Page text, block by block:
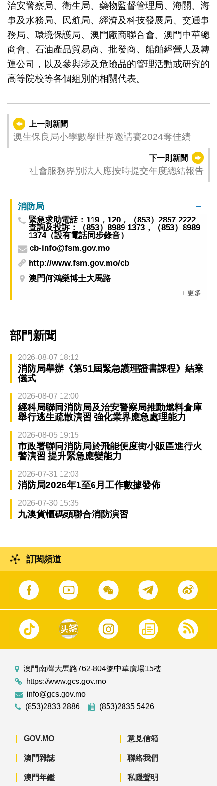
治安警察局、衛生局、藥物監督管理局、海關、海
事及水務局、民航局、經濟及科技發展局、交通事
務局、環境保護局、澳門廠商聯合會、澳門中華總
商會、石油產品貿易商、批發商、船舶經營人及轉
運公司，以及參與涉及危險品的管理活動或研究的
高等院校等各個組別的相關代表。
上一則新聞
澳生保良局小學數學世界邀請賽2024奪佳績
下一則新聞
社會服務界別法人應按時提交年度總結報告
消防局
緊急求助電話：119，120，（853）2857 2222
查詢及投訴：（853）8989 1373，（853）8989
1374（設有電話同步錄音）
cb-info@fsm.gov.mo
http://www.fsm.gov.mo/cb
澳門何鴻燊博士大馬路
+ 更多
部門新聞
2026-08-07 18:12
消防局舉辦《第51屆緊急護理證書課程》結業
儀式
2026-08-07 12:00
經科局聯同消防局及治安警察局推動燃料倉庫
舉行逃生疏散演習 強化業界應急處理能力
2026-08-05 19:15
市政署聯同消防局於飛能便度街小販區進行火
警演習 提升緊急應變能力
2026-07-31 12:03
消防局2026年1至6月工作數據發佈
2026-07-30 15:35
九澳貨櫃碼頭聯合消防演習
訂閱頻道
澳門南灣大馬路762-804號中華廣場15樓
https://www.gcs.gov.mo
info@gcs.gov.mo
(853)2833 2886
(853)2835 5426
GOV.MO
澳門雜誌
澳門年鑑
意見信箱
聯絡我們
私隱聲明